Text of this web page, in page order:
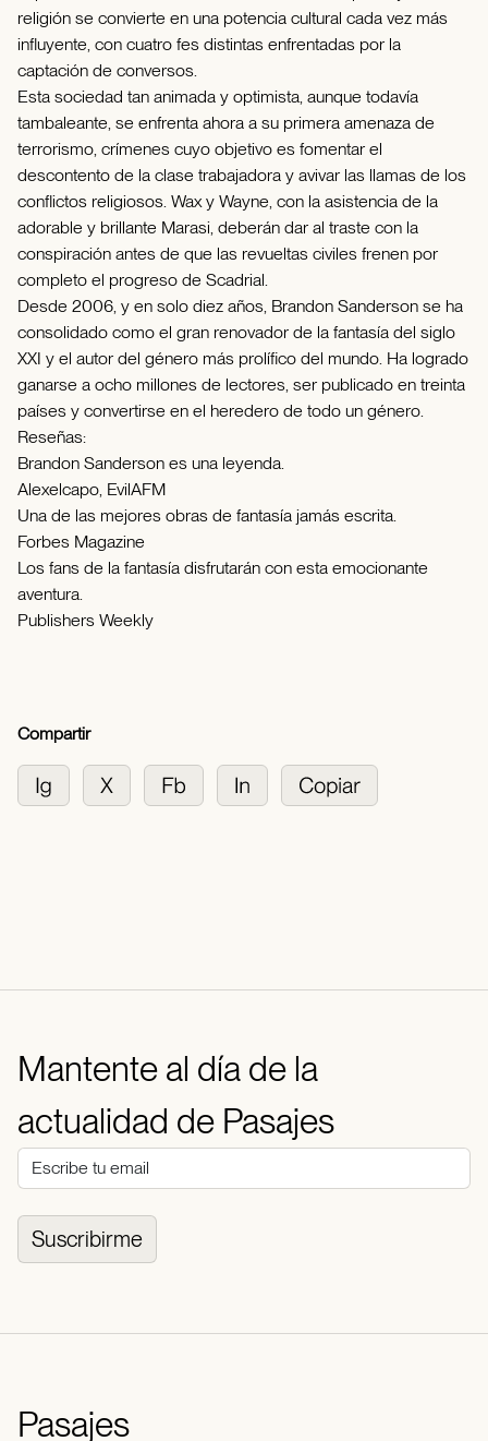
religión se convierte en una potencia cultural cada vez más
influyente, con cuatro fes distintas enfrentadas por la
captación de conversos.
Esta sociedad tan animada y optimista, aunque todavía
tambaleante, se enfrenta ahora a su primera amenaza de
terrorismo, crímenes cuyo objetivo es fomentar el
descontento de la clase trabajadora y avivar las llamas de los
conflictos religiosos. Wax y Wayne, con la asistencia de la
adorable y brillante Marasi, deberán dar al traste con la
conspiración antes de que las revueltas civiles frenen por
completo el progreso de Scadrial.
Desde 2006, y en solo diez años, Brandon Sanderson se ha
consolidado como el gran renovador de la fantasía del siglo
XXI y el autor del género más prolífico del mundo. Ha logrado
ganarse a ocho millones de lectores, ser publicado en treinta
países y convertirse en el heredero de todo un género.
Reseñas:
Brandon Sanderson es una leyenda.
Alexelcapo, EvilAFM
Una de las mejores obras de fantasía jamás escrita.
Forbes Magazine
Los fans de la fantasía disfrutarán con esta emocionante
aventura.
Publishers Weekly
Compartir
Mantente al día de la
actualidad de Pasajes
Suscribirme
Pasajes